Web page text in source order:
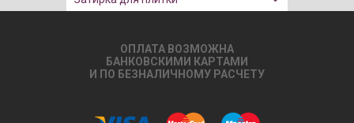
ОПЛАТА ВОЗМОЖНА
БАНКОВСКИМИ КАРТАМИ
И ПО БЕЗНАЛИЧНОМУ РАСЧЕТУ